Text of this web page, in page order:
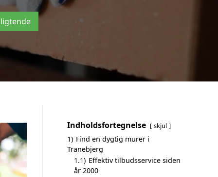
Indholdsfortegnelse skjul
1) Find en dygtig murer i
Tranebjerg
1.1) Effektiv tilbudsservice siden
år 2000